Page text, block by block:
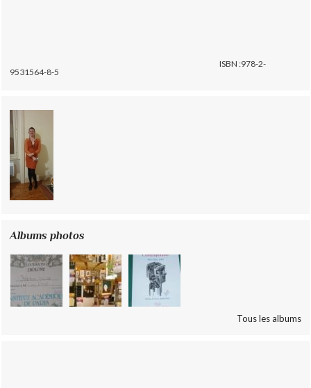
ISBN :978-2-
9531564-8-5
Albums photos
Tous les albums